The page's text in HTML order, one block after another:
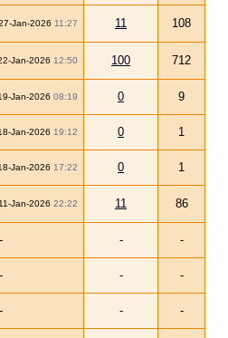
Jan-2026 11:27 11 108
Jan-2026 12:50 100 712
Jan-2026 08:19 0 9
Jan-2026 19:12 0 1
Jan-2026 17:22 0 1
11-Jan-2026 22:22 11 86
- - -
- - -
- - -